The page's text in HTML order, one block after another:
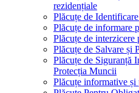
rezidențiale
Plăcuțe de
Plăcuțe de informare
Plăcuțe de
Plăcuțe de Salvare și
Plăcuțe de Siguranță
Protecția Muncii
Plăcuțe informative și